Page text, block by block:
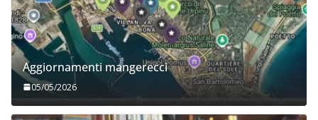
Aggiornamenti mangerecci
05/05/2026